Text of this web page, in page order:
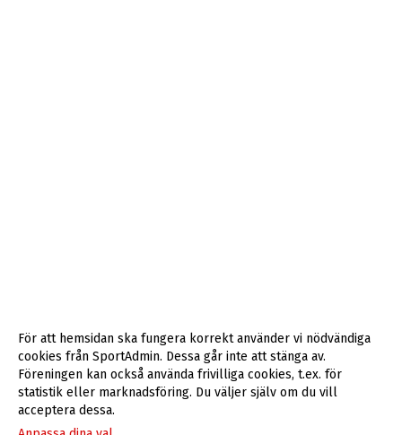
För att hemsidan ska fungera korrekt använder vi nödvändiga
cookies från SportAdmin. Dessa går inte att stänga av.
Föreningen kan också använda frivilliga cookies, t.ex. för
statistik eller marknadsföring. Du väljer själv om du vill
acceptera dessa.